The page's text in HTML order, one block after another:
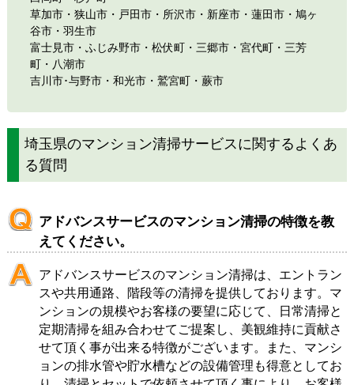
草加市・狭山市・戸田市・ 所沢市・新座市・蓮田市・鳩ヶ
谷市・羽生市
富士見市・ふじみ野市・松伏町・三郷市・宮代町・三芳
町・八潮市
吉川市･与野市・和光市・鷲宮町・蕨市
埼玉県のマンション清掃サービスに関するよくあ
る質問
アドバンスサービスのマンション清掃の特徴を教
えてください。
アドバンスサービスのマンション清掃は、エントラン
スや共用通路、階段等の清掃を提供しております。マ
ンションの規模やお客様の要望に応じて、日常清掃と
定期清掃を組み合わせてご提案し、美観維持に貢献さ
せて頂く事が出来る特徴がございます。また、マンシ
ョンの排水管や貯水槽などの設備管理も得意としてお